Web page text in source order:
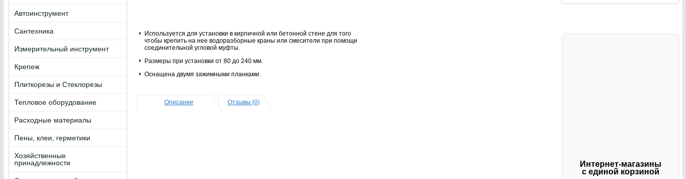
Автоинструмент
Сантехника
Измерительный инструмент
Крепеж
Плиткорезы и Стеклорезы
Тепловое оборудование
Расходные материалы
Пены, клеи, герметики
Хозяйственные
принадлежности
Используется для установки в кирпичной или бетонной стене для того
чтобы крепить на нее водоразборные краны или смесители при помощи
соединительной угловой муфты.
Размеры при установки от 80 до 240 мм.
Оснащена двумя зажимными планками.
Описание Отзывы (0)
Интернет-магазины
с единой корзиной